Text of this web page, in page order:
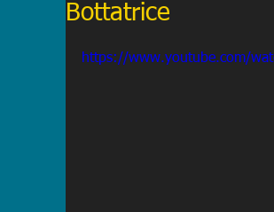
Bottatrice
https://www.youtube.com/